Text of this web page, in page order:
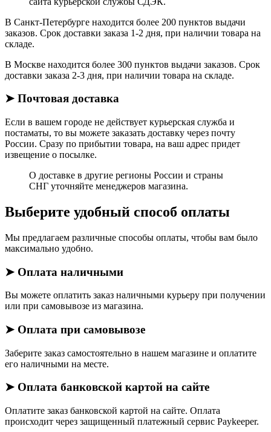
В Санкт-Петербурге находится более 200 пунктов выдачи
заказов. Срок доставки заказа 1-2 дня, при наличии товара на
складе.
В Москве находится более 300 пунктов выдачи заказов. Срок
доставки заказа 2-3 дня, при наличии товара на складе.
➤ Почтовая доставка
Если в вашем городе не действует курьерская служба и
постаматы, то вы можете заказать доставку через почту
России. Сразу по прибытии товара, на ваш адрес придет
извещение о посылке.
О доставке в другие регионы России и страны
СНГ уточняйте менеджеров магазина.
Выберите удобный способ оплаты
Мы предлагаем различные способы оплаты, чтобы вам было
максимально удобно.
➤ Оплата наличными
Вы можете оплатить заказ наличными курьеру при получении
или при самовывозе из магазина.
➤ Оплата при самовывозе
Заберите заказ самостоятельно в нашем магазине и оплатите
его наличными на месте.
➤ Оплата банковской картой на сайте
Оплатите заказ банковской картой на сайте. Оплата
происходит через защищенный платежный сервис Paykeeper.